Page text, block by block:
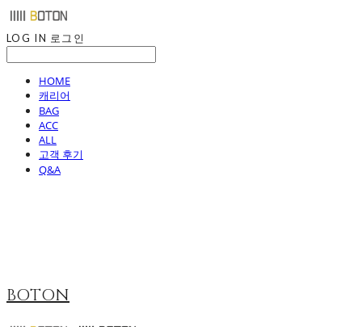
LOG IN 로그인
HOME
캐리어
BAG
ACC
ALL
고객 후기
Q&A
BOTON